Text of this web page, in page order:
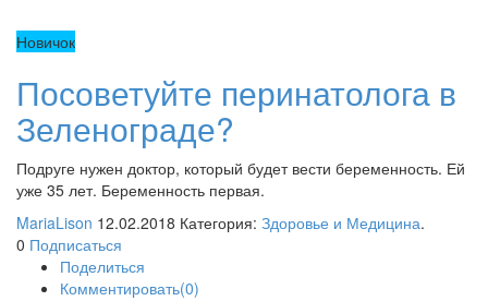
Новичок
Посоветуйте перинатолога в
Зеленограде?
Подруге нужен доктор, который будет вести беременность. Ей
уже 35 лет. Беременность первая.
MariaLison 12.02.2018 Категория: Здоровье и Медицина.
0 Подписаться
Поделиться
Комментировать(0)